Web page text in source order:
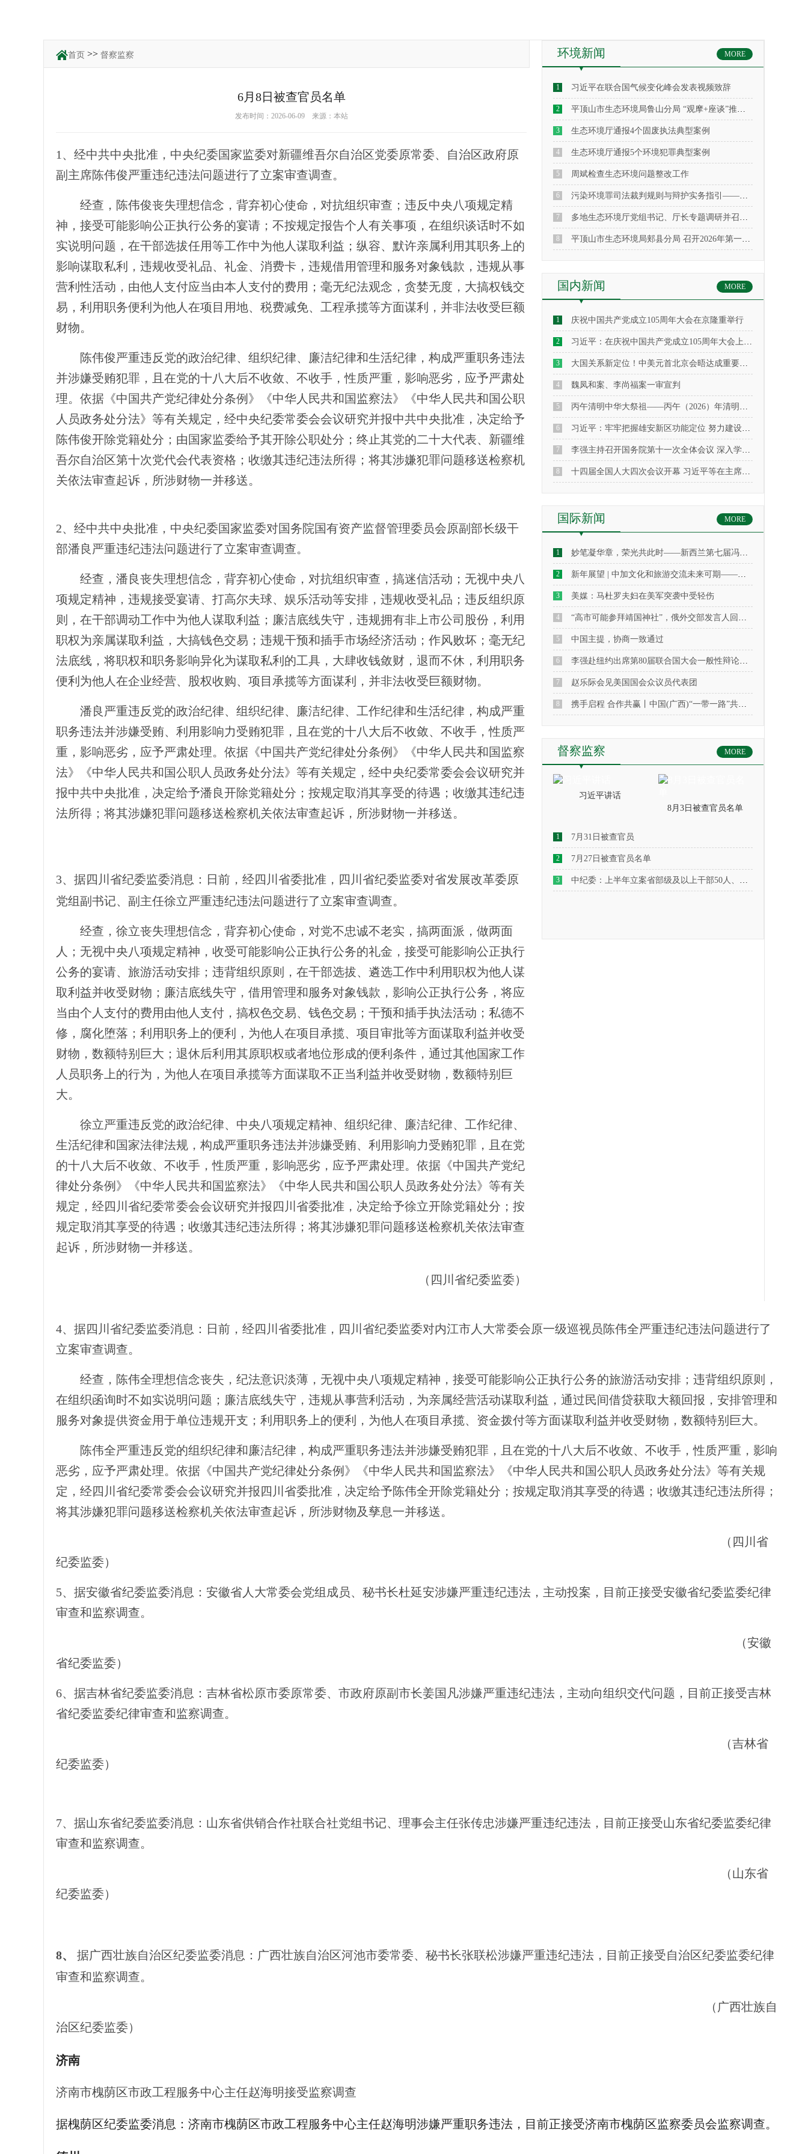
首页 >> 督察监察
6月8日被查官员名单
发布时间：2026-06-09 来源：本站
1、经中共中央批准，中央纪委国家监委对新疆维吾尔自治区党委原常委、自治区政府原
副主席陈伟俊严重违纪违法问题进行了立案审查调查。
经查，陈伟俊丧失理想信念，背弃初心使命，对抗组织审查；违反中央八项规定精
神，接受可能影响公正执行公务的宴请；不按规定报告个人有关事项，在组织谈话时不如
实说明问题，在干部选拔任用等工作中为他人谋取利益；纵容、默许亲属利用其职务上的
影响谋取私利，违规收受礼品、礼金、消费卡，违规借用管理和服务对象钱款，违规从事
营利性活动，由他人支付应当由本人支付的费用；毫无纪法观念，贪婪无度，大搞权钱交
易，利用职务便利为他人在项目用地、税费减免、工程承揽等方面谋利，并非法收受巨额
财物。
陈伟俊严重违反党的政治纪律、组织纪律、廉洁纪律和生活纪律，构成严重职务违法
并涉嫌受贿犯罪，且在党的十八大后不收敛、不收手，性质严重，影响恶劣，应予严肃处
理。依据《中国共产党纪律处分条例》《中华人民共和国监察法》《中华人民共和国公职
人员政务处分法》等有关规定，经中央纪委常委会会议研究并报中共中央批准，决定给予
陈伟俊开除党籍处分；由国家监委给予其开除公职处分；终止其党的二十大代表、新疆维
吾尔自治区第十次党代会代表资格；收缴其违纪违法所得；将其涉嫌犯罪问题移送检察机
关依法审查起诉，所涉财物一并移送。
2、经中共中央批准，中央纪委国家监委对国务院国有资产监督管理委员会原副部长级干
部潘良严重违纪违法问题进行了立案审查调查。
经查，潘良丧失理想信念，背弃初心使命，对抗组织审查，搞迷信活动；无视中央八
项规定精神，违规接受宴请、打高尔夫球、娱乐活动等安排，违规收受礼品；违反组织原
则，在干部调动工作中为他人谋取利益；廉洁底线失守，违规拥有非上市公司股份，利用
职权为亲属谋取利益，大搞钱色交易；违规干预和插手市场经济活动；作风败坏；毫无纪
法底线，将职权和职务影响异化为谋取私利的工具，大肆收钱敛财，退而不休，利用职务
便利为他人在企业经营、股权收购、项目承揽等方面谋利，并非法收受巨额财物。
潘良严重违反党的政治纪律、组织纪律、廉洁纪律、工作纪律和生活纪律，构成严重
职务违法并涉嫌受贿、利用影响力受贿犯罪，且在党的十八大后不收敛、不收手，性质严
重，影响恶劣，应予严肃处理。依据《中国共产党纪律处分条例》《中华人民共和国监察
法》《中华人民共和国公职人员政务处分法》等有关规定，经中央纪委常委会会议研究并
报中共中央批准，决定给予潘良开除党籍处分；按规定取消其享受的待遇；收缴其违纪违
法所得；将其涉嫌犯罪问题移送检察机关依法审查起诉，所涉财物一并移送。
3、据四川省纪委监委消息： 日前，经四川省委批准，四川省纪委监委对省发展改革委原
党组副书记、副主任徐立严重违纪违法问题进行了立案审查调查。
经查，徐立丧失理想信念，背弃初心使命，对党不忠诚不老实，搞两面派，做两面
人；无视中央八项规定精神，收受可能影响公正执行公务的礼金，接受可能影响公正执行
公务的宴请、旅游活动安排；违背组织原则，在干部选拔、遴选工作中利用职权为他人谋
取利益并收受财物；廉洁底线失守，借用管理和服务对象钱款，影响公正执行公务，将应
当由个人支付的费用由他人支付，搞权色交易、钱色交易；干预和插手执法活动；私德不
修，腐化堕落；利用职务上的便利，为他人在项目承揽、项目审批等方面谋取利益并收受
财物，数额特别巨大；退休后利用其原职权或者地位形成的便利条件，通过其他国家工作
人员职务上的行为，为他人在项目承揽等方面谋取不正当利益并收受财物，数额特别巨
大。
徐立严重违反党的政治纪律、中央八项规定精神、组织纪律、廉洁纪律、工作纪律、
生活纪律和国家法律法规，构成严重职务违法并涉嫌受贿、利用影响力受贿犯罪，且在党
的十八大后不收敛、不收手，性质严重，影响恶劣，应予严肃处理。依据《中国共产党纪
律处分条例》《中华人民共和国监察法》《中华人民共和国公职人员政务处分法》等有关
规定，经四川省纪委常委会会议研究并报四川省委批准，决定给予徐立开除党籍处分；按
规定取消其享受的待遇；收缴其违纪违法所得；将其涉嫌犯罪问题移送检察机关依法审查
起诉，所涉财物一并移送。
（ 四川省纪委监委）
4、据四川省纪委监委消息：日前，经四川省委批准，四川省纪委监委对内江市人大常委会原一级巡视员陈伟全严重违纪违法问题进行了
立案审查调查。
经查，陈伟全理想信念丧失，纪法意识淡薄，无视中央八项规定精神，接受可能影响公正执行公务的旅游活动安排；违背组织原则，
在组织函询时不如实说明问题；廉洁底线失守，违规从事营利活动，为亲属经营活动谋取利益，通过民间借贷获取大额回报，安排管理和
服务对象提供资金用于单位违规开支；利用职务上的便利，为他人在项目承揽、资金拨付等方面谋取利益并收受财物，数额特别巨大。
陈伟全严重违反党的组织纪律和廉洁纪律，构成严重职务违法并涉嫌受贿犯罪，且在党的十八大后不收敛、不收手，性质严重，影响
恶劣，应予严肃处理。依据《中国共产党纪律处分条例》《中华人民共和国监察法》《中华人民共和国公职人员政务处分法》等有关规
定，经四川省纪委常委会会议研究并报四川省委批准，决定给予陈伟全开除党籍处分；按规定取消其享受的待遇；收缴其违纪违法所得；
将其涉嫌犯罪问题移送检察机关依法审查起诉，所涉财物及孳息一并移送。
（四川省
纪委监委）
5、据安徽省纪委监委消息：安徽省人大常委会党组成员、秘书长杜延安涉嫌严重违纪违法，主动投案，目前正接受安徽省纪委监委纪律
审查和监察调查。
（安徽
省纪委监委）
6、据吉林省纪委监委消息：吉林省松原市委原常委、市政府原副市长姜国凡涉嫌严重违纪违法，主动向组织交代问题，目前正接受吉林
省纪委监委纪律审查和监察调查。
（吉林省
纪委监委）
7、据山东省纪委监委消息：山东省供销合作社联合社党组书记、理事会主任张传忠涉嫌严重违纪违法，目前正接受山东省纪委监委纪律
审查和监察调查。
（山东省
纪委监委）
8、 据广西壮族自治区纪委监委消息： 广西壮族自治区河池市委常委、秘书长张联松涉嫌严重违纪违法，目前正接受自治区纪委监委纪律
审查和监察调查。
（广西壮族自
治区纪委监委）
济南
济南市槐荫区市政工程服务中心主任赵海明接受监察调查
据槐荫区纪委监委消息：济南市槐荫区市政工程服务中心主任赵海明涉嫌严重职务违法，目前正接受济南市槐荫区监察委员会监察调查。
环境新闻 MORE
1 习近平在联合国气候变化峰会发表视频致辞
2 平顶山市生态环境局鲁山分局 “观摩+座谈”推进行业治理提档升级
3 生态环境厅通报4个固废执法典型案例
4 生态环境厅通报5个环境犯罪典型案例
5 周斌检查生态环境问题整改工作
6 污染环境罪司法裁判规则与辩护实务指引——基于38起典型刑事案例的深度解析
7 多地生态环境厅党组书记、厅长专题调研并召开会议，保障春节期间大气环境质量
8 平顶山市生态环境局郏县分局 召开2026年第一次环保法律法规宣讲
国内新闻 MORE
1 庆祝中国共产党成立105周年大会在京隆重举行
2 习近平：在庆祝中国共产党成立105周年大会上的讲话
3 大国关系新定位！中美元首北京会晤达成重要共识
4 魏凤和案、李尚福案一审宣判
5 丙午清明中华大祭祖——丙午（2026）年清明公祭轩辕黄帝典礼在黄帝陵隆重举行
6 习近平：牢牢把握雄安新区功能定位 努力建设新时代创新高地和推动高质量发展样板
7 李强主持召开国务院第十一次全体会议 深入学习贯彻习近平总书记在全国两会期间的重要讲话精神 对落实国务院2026年重点工作进行部署
8 十四届全国人大四次会议开幕 习近平等在主席台就座
国际新闻 MORE
1 妙笔凝华章，荣光共此时——新西兰第七届冯蕴珂文学奖颁奖典礼侧记
2 新年展望 | 中加文化和旅游交流未来可期——专访中国驻多伦多旅游办事处主任武宁女士
3 美媒：马杜罗夫妇在美军突袭中受轻伤
4 “高市可能参拜靖国神社”，俄外交部发言人回应：建议日本修建“日本军国主义受害者纪念堂”，以此忏悔自身犯下的罪行
5 中国主提，协商一致通过
6 李强赴纽约出席第80届联合国大会一般性辩论及相关高级别活动
7 赵乐际会见美国国会众议员代表团
8 携手启程 合作共赢丨中国(广西)“一带一路”共建国家经贸合作座谈会在南宁成功召开
督察监察 MORE
习近平讲话
8月3日被查官员名单
1 7月31日被查官员
2 7月27日被查官员名单
3 中纪委：上半年立案省部级及以上干部50人、厅局级干部2773人、县处级干部2.3万人、乡科级干部7.5万人